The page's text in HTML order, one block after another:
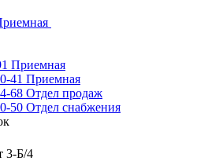
Приемная
41 Приемная
68 Отдел продаж
50 Отдел снабжения
3-Б/4